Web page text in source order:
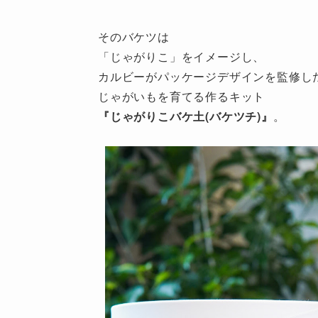
そのバケツは
「じゃがりこ」をイメージし、
カルビーがパッケージデザインを監修し
じゃがいもを育てる作るキット
『じゃがりこバケ土(バケツチ)』 。